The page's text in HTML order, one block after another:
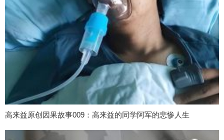
高来益原创因果故事009：高来益的同学阿军的悲惨人生